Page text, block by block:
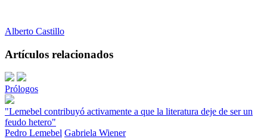
Alberto Castillo
Artículos relacionados
Prólogos
"Lemebel contribuyó activamente a que la literatura deje de ser un
feudo hetero"
Pedro Lemebel Gabriela Wiener